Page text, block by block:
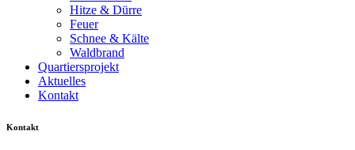
Hitze & Dürre
Feuer
Schnee & Kälte
Waldbrand
Quartiersprojekt
Aktuelles
Kontakt
Kontakt